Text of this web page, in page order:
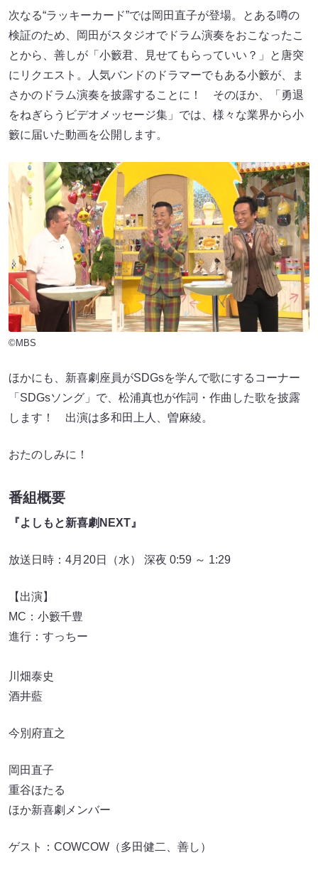
次なる“ラッキーカード”では岡田直子が登場。とある噂の
検証のため、岡田がスタジオでドラム演奏をおこなったこ
とから、善しが「小籔君、見せてもらっていい？」と唐突
にリクエスト。人気バンドのドラマーでもある小籔が、ま
さかのドラム演奏を披露することに！ そのほか、「勇退
をねぎらうビデオメッセージ集」では、様々な業界から小
籔に届いた動画を公開します。
©MBS
ほかにも、新喜劇座員がSDGsを学んで歌にするコーナー
「SDGsソング」で、松浦真也が作詞・作曲した歌を披露
します！ 出演は多和田上人、曽麻綾。
おたのしみに！
番組概要
『よしもと新喜劇NEXT』
放送日時：4月20日（水） 深夜 0:59 ～ 1:29
【出演】
MC：小籔千豊
進行：すっちー
川畑泰史
酒井藍
今別府直之
岡田直子
重谷ほたる
ほか新喜劇メンバー
ゲスト：COWCOW（多田健二、善し）